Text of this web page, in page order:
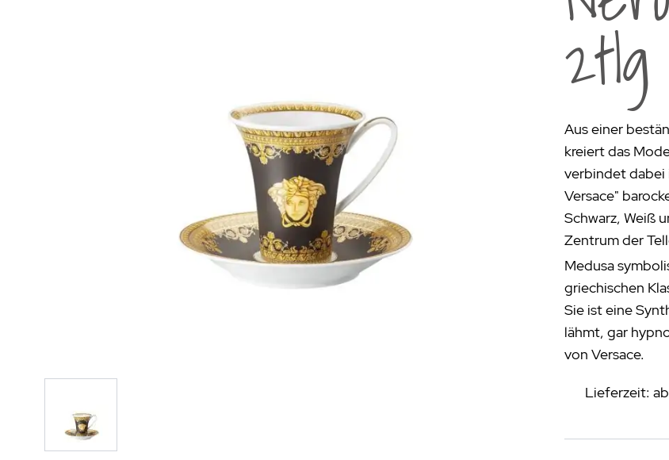
Grillmontage & Lieferung
Fondue & RacletteSchalen & Körbe
Kühltaschen |
2tlg
Aus einer
kreiert das
verbindet dabei
Versace"
Schwarz, Weiß
Zentrum der
Medusa
griechischen
Sie ist eine
lähmt, gar
von Versace.
Lieferzeit: